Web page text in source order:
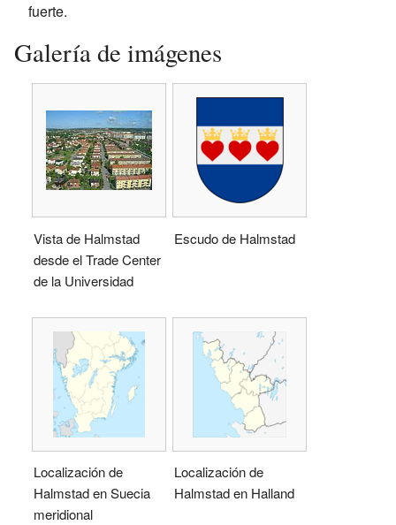
fuerte.
Galería de imágenes
Vista de Halmstad
desde el Trade Center
de la Universidad
Escudo de Halmstad
Localización de
Halmstad en Suecia
meridional
Localización de
Halmstad en Halland